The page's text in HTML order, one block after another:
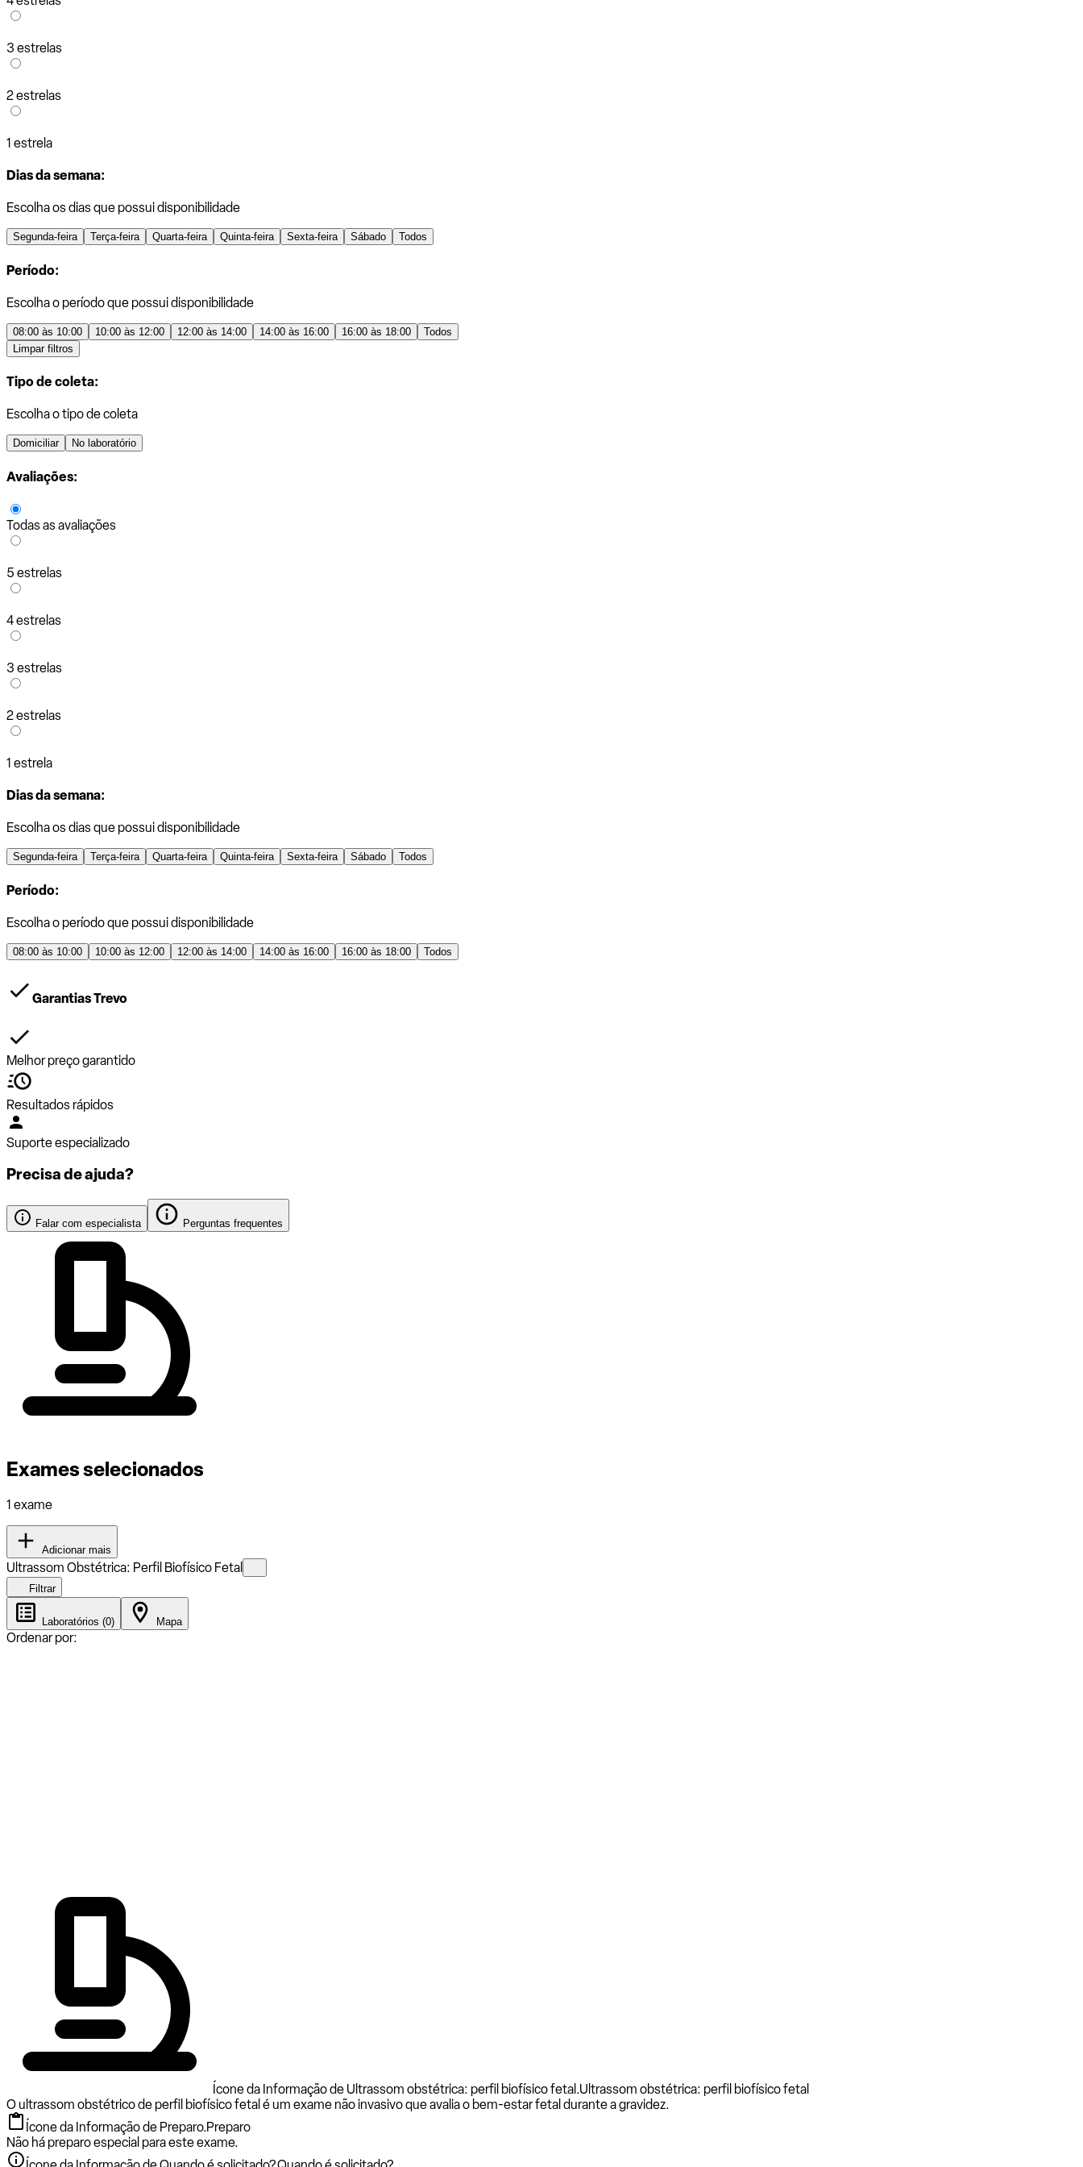
3 estrelas
2 estrelas
1 estrela
Dias da semana:
Escolha os dias que possui disponibilidade
Segunda-feira Terça-feira Quarta-feira Quinta-feira Sexta-feira Sábado Todos
Período:
Escolha o período que possui disponibilidade
08:00 às 10:00 10:00 às 12:00 12:00 às 14:00 14:00 às 16:00 16:00 às 18:00
Todos
Limpar filtros
Tipo de coleta:
Escolha o tipo de coleta
Domiciliar No laboratório
Avaliações:
Todas as avaliações
5 estrelas
4 estrelas
3 estrelas
2 estrelas
1 estrela
Dias da semana:
Escolha os dias que possui disponibilidade
Segunda-feira Terça-feira Quarta-feira Quinta-feira Sexta-feira Sábado Todos
Período:
Escolha o período que possui disponibilidade
08:00 às 10:00 10:00 às 12:00 12:00 às 14:00 14:00 às 16:00 16:00 às 18:00 Todos
Garantias Trevo
Melhor preço garantido
Resultados rápidos
Suporte especializado
Precisa de ajuda?
Falar com especialista Perguntas frequentes
Exames selecionados
1 exame
Adicionar mais
Ultrassom Obstétrica: Perfil Biofísico Fetal
Filtrar
Laboratórios (0) Mapa
Ordenar por:
Ícone da Informação de Ultrassom obstétrica: perfil biofísico fetal.Ultrassom obstétrica: perfil biofísico fetal
O ultrassom obstétrico de perfil biofísico fetal é um exame não invasivo que avalia o bem-estar fetal durante a gravidez.
Ícone da Informação de Preparo.Preparo
Não há preparo especial para este exame.